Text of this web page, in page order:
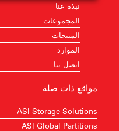
نبذة عنا
المجموعات
المنتجات
الموارد
اتصل بنا
مواقع ذات صلة
ASI Storage Solutions
ASI Global Partitions